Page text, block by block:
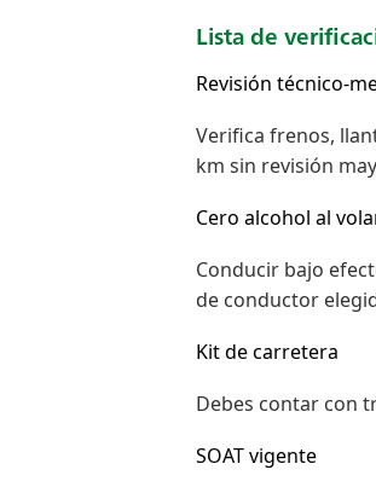
Lista de
Revisión técnico-
Verifica frenos,
km sin revisión
Cero alcohol al
Conducir bajo
de conductor
Kit de carretera
Debes contar con
SOAT vigente